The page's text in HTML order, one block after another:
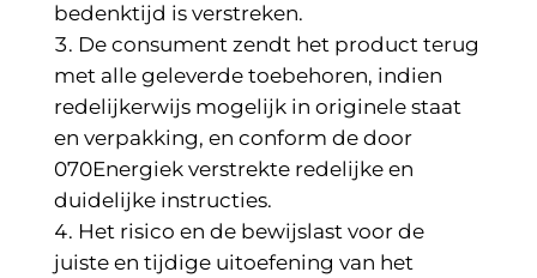
bedenktijd is verstreken.
De consument zendt het product terug
met alle geleverde toebehoren, indien
redelijkerwijs mogelijk in originele staat
en verpakking, en conform de door
070Energiek verstrekte redelijke en
duidelijke instructies.
Het risico en de bewijslast voor de
juiste en tijdige uitoefening van het